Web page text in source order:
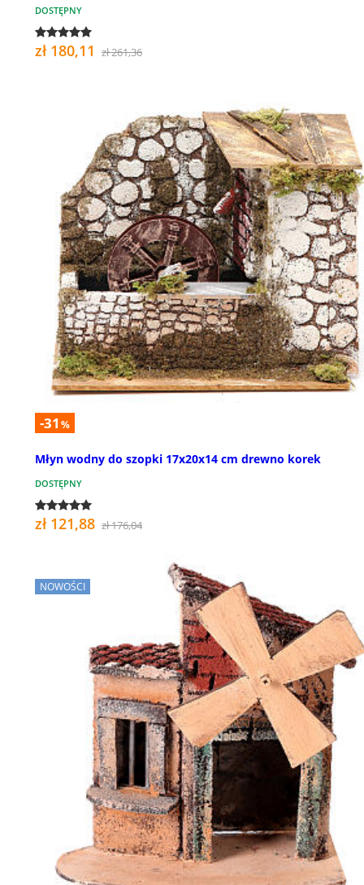
DOSTĘPNY
zł 180,11 zł 261,36
-31 %
Młyn wodny do szopki 17x20x14 cm drewno korek
DOSTĘPNY
zł 121,88 zł 176,04
NOWOŚCI